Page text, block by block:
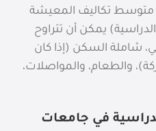
متوسط تكاليف المعيشة
يمكن أن تتراوح
دولار أمريكي، شاملة السكن (إذا كان
والطعام، والمواصلات،
في جامعات